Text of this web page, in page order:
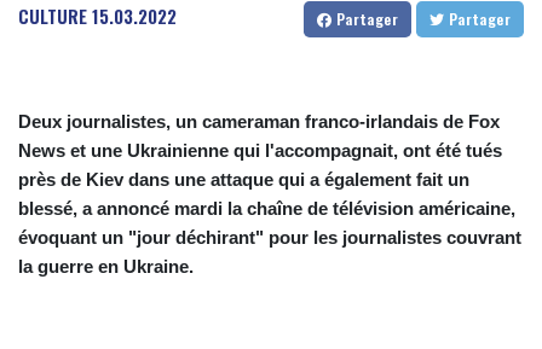
CULTURE15.03.2022 Partager Partager
Deux journalistes, un cameraman franco-irlandais de Fox
News et une Ukrainienne qui l'accompagnait, ont été tués
près de Kiev dans une attaque qui a également fait un
blessé, a annoncé mardi la chaîne de télévision américaine,
évoquant un "jour déchirant" pour les journalistes couvrant
la guerre en Ukraine.